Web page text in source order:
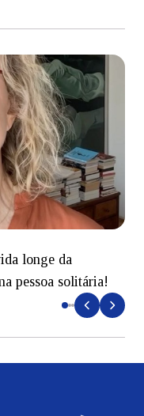
longe da
pessoa solitária!